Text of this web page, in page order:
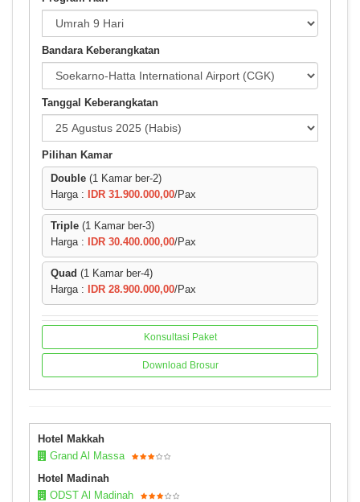
Bandara Keberangkatan
Tanggal Keberangkatan
Pilihan Kamar
Double (1 Kamar ber-2)
Harga :
IDR 31.900.000,00/Pax
Triple (1 Kamar ber-3)
Harga :
IDR 30.400.000,00/Pax
Quad (1 Kamar ber-4)
Harga :
IDR 28.900.000,00/Pax
Konsultasi Paket
Download Brosur
Hotel Makkah
Grand Al Massa
Hotel Madinah
ODST Al Madinah